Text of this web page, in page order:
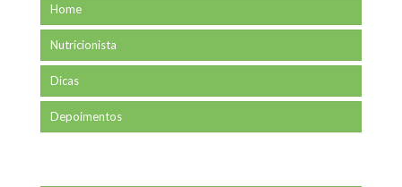
Home
Nutricionista
Dicas
Depoimentos